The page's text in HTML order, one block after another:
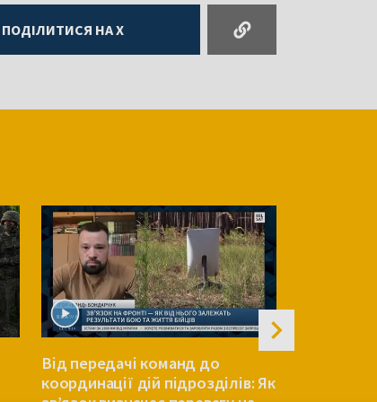
ПОДІЛИТИСЯ НА X
Від передачі команд до
координації дій підрозділів: Як